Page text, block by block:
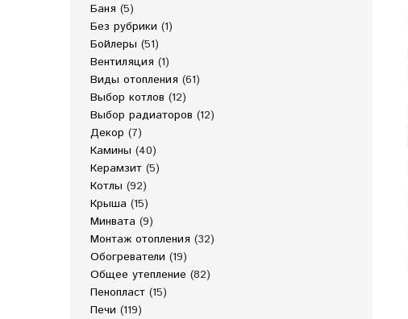
Баня (5)
Без рубрики (1)
Бойлеры (51)
Вентиляция (1)
Виды отопления (61)
Выбор котлов (12)
Выбор радиаторов (12)
Декор (7)
Камины (40)
Керамзит (5)
Котлы (92)
Крыша (15)
Минвата (9)
Монтаж отопления (32)
Обогреватели (19)
Общее утепление (82)
Пенопласт (15)
Печи (119)